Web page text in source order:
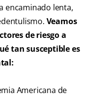
encaminado lenta,
Veamos
de riesgo a
tan susceptible es
Americana de